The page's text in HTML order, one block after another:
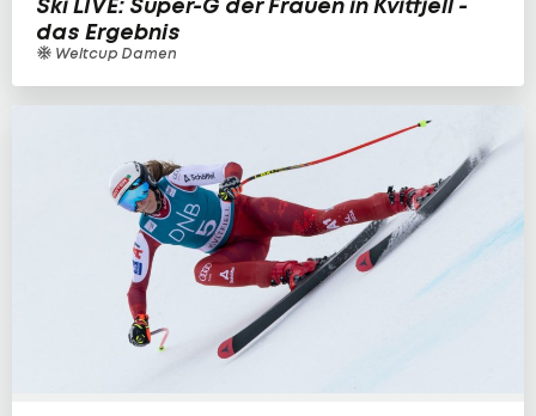
das Ergebnis
Weltcup Damen